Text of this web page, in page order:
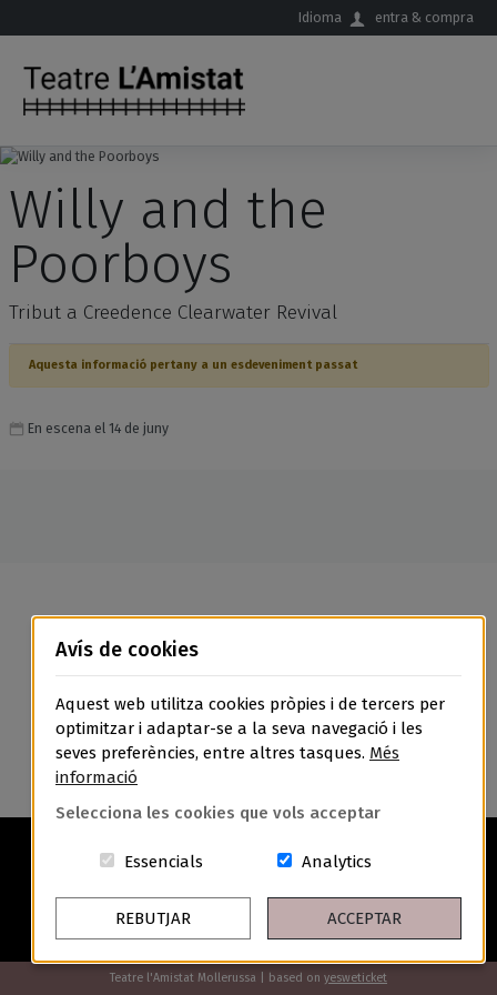
Idioma entra & compra
Willy and the
Poorboys
Tribut a Creedence Clearwater Revival
Aquesta informació pertany a un esdeveniment passat
En escena el 14 de juny
Avís Legal Política de Privacitat
Política de Cookies
Condicions Generals de Contractació
Teatre l'Amistat Mollerussa | based on yesweticket
Avís de cookies
Aquest web utilitza cookies pròpies i de tercers per
optimitzar i adaptar-se a la seva navegació i les
seves preferències, entre altres tasques. Més
informació
Selecciona les cookies que vols acceptar
Essencials Aquestes cookies són essencials
AnalyticsCookies related
REBUTJAR ACCEPTAR